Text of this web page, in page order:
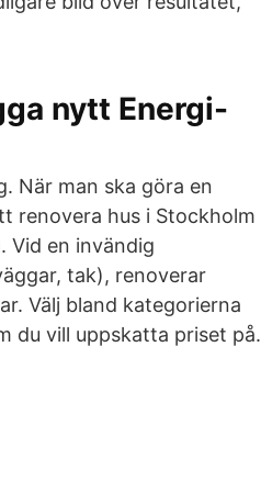
nytt Energi-
När man ska göra en
renovera hus i Stockholm
Vid en invändig
tak), renoverar
Välj bland kategorierna
du vill uppskatta priset på.